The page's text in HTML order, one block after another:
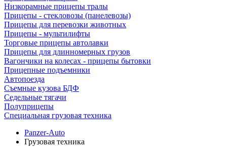
Низкорамные прицепы тралы
Прицепы - стекловозы (панелевозы)
Прицепы для перевозки животных
Прицепы - мультилифты
Торговые прицепы автолавки
Прицепы для длинномерных грузов
Вагончики на колесах - прицепы бытовки
Прицепные подъемники
Автопоезда
Съемные кузова БДФ
Седельные тягачи
Полуприцепы
Специальная грузовая техника
Panzer-Auto
Грузовая техника